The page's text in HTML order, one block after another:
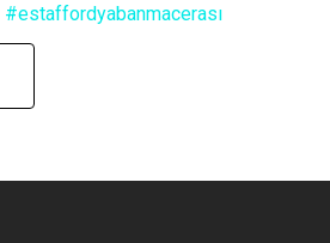
#estaffordyabanmacerası